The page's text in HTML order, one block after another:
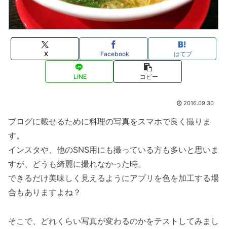
X Facebook はてブ
LINE コピー
2016.09.30
ブログに載せるために料理の写真をスマホで良く撮りま
す。
インスタや、他のSNS用にも撮っている方も多いと思いま
すが、どうも綺麗に撮れなかった時。
できるだけ美味しく見えるようにアプリを色を加工する場
合もありますよね？
そこで、どれくらい写真が変わるのかをテストしてみまし